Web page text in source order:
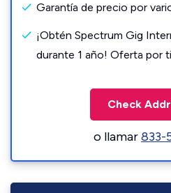
Garantía de precio por
¡Obtén Spectrum Gig
durante 1 año! Oferta por
Check
o llamar833-